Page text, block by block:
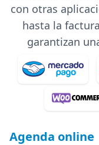
con otras
hasta la
garantizan
Agenda online